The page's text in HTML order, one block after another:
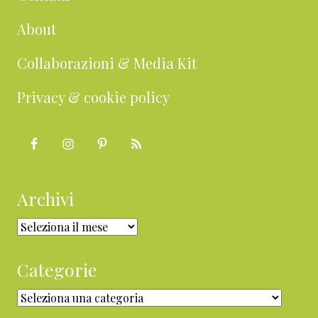
About
Collaborazioni & Media Kit
Privacy & cookie policy
Archivi
Archivi
Categorie
Categorie